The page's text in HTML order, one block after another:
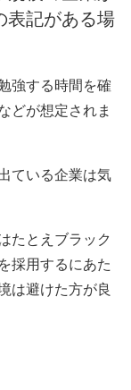
表記がある場
強する時間を確
どが想定されま
ている企業は気
たとえブラック
採用するにあた
は避けた方が良